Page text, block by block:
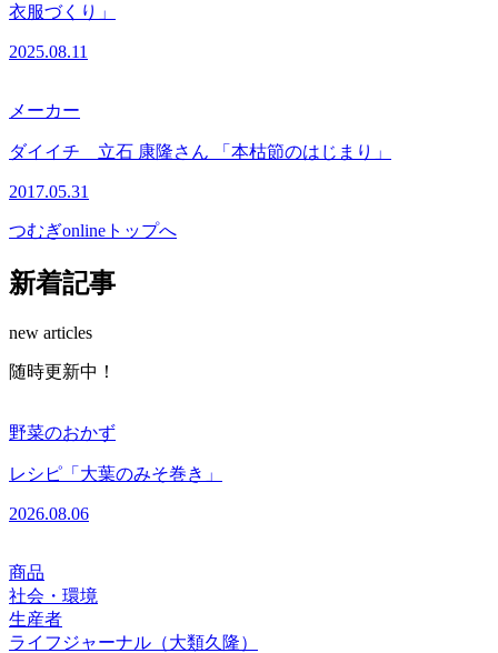
衣服づくり」
2025.08.11
メーカー
ダイイチ 立石 康隆さん 「本枯節のはじまり」
2017.05.31
つむぎonlineトップへ
新着記事
new articles
随時更新中！
野菜のおかず
レシピ「大葉のみそ巻き」
2026.08.06
商品
社会・環境
生産者
ライフジャーナル（大類久隆）